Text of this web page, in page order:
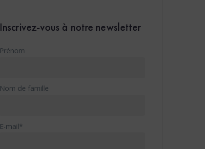
Inscrivez-vous à notre newsletter
Prénom
Nom de famille
E-mail*